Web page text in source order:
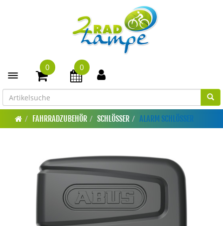
Toggle navigation
0 0
FAHRRADZUBEHÖR SCHLÖSSER ALARM SCHLÖSSER